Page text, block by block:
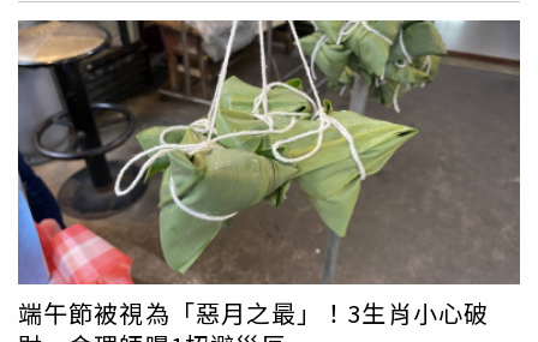
氣最盛，而醫院、殯儀館等陰氣較重的地方，容易聚集無形
邪氣，影響自身氣場；最後，民眾不宜舉辦婚喪喜慶或開工
開業儀式，以免沾染晦氣招致厄運。此外，諸葛肯尼也分享
端午節開運的秘訣，民眾可在當天開火，且務必親自下廚，
因為端午節「見火等於見財」，而當火氣一到，財氣自然
來，能旺自身運勢；其次，民眾可於午時（上午11時至下午
1時）打開水龍頭取水，或取溪流水、山泉水或井水，回家
後加入多個硬幣湊成168元的錢母煮沸，等到放涼後擺放在
家中西南方，此舉有助於提升個人下半年財運；最後，民眾
可於當天出門後朝吉方「西方」行走一小段路後，前往附近
財神廟參拜，並向財神詳細稟報下半年的目標，也能增強招
端午節被視為「惡月之最」！3生肖小心破